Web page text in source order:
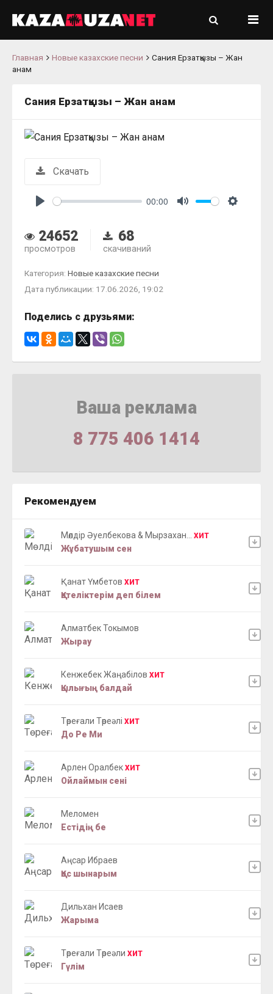
Главная Новые казахские песни
Сания Ерзатқызы – Жан
анам
Сания Ерзатқызы – Жан анам
Скачать
00:00
24652
просмотров
68
скачиваний
Категория: Новые казахские песни
Дата публикации: 17.06.2026, 19:02
Поделись с друзьями:
Ваша реклама
8 775 406 1414
Рекомендуем
Мөлдір Әуелбекова & Мырзахан... ХИТ
Жұбатушым сен
Қанат Үмбетов ХИТ
Қателіктерім деп білем
Алматбек Токымов
Жырау
Кенжебек Жаңабілов ХИТ
Қылығың балдай
Төреғали Төреәлі ХИТ
До Ре Ми
Арлен Оралбек ХИТ
Ойлаймын сені
Меломен
Естідің бе
Аңсар Ибраев
Қос шынарым
Дильхан Исаев
Жарыма
Төреғали Төреәли ХИТ
Гүлім